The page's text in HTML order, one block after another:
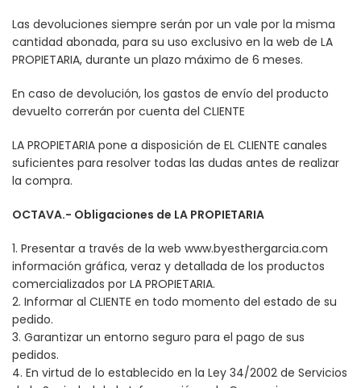
Las devoluciones siempre serán por un vale por la misma
cantidad abonada, para su uso exclusivo en la web de LA
PROPIETARIA, durante un plazo máximo de 6 meses.
En caso de devolución, los gastos de envío del producto
devuelto correrán por cuenta del CLIENTE
LA PROPIETARIA pone a disposición de EL CLIENTE canales
suficientes para resolver todas las dudas antes de realizar
la compra.
OCTAVA.- Obligaciones de LA PROPIETARIA
1. Presentar a través de la web www.byesthergarcia.com
información gráfica, veraz y detallada de los productos
comercializados por LA PROPIETARIA.
2. Informar al CLIENTE en todo momento del estado de su
pedido.
3. Garantizar un entorno seguro para el pago de sus
pedidos.
4. En virtud de lo establecido en la Ley 34/2002 de Servicios